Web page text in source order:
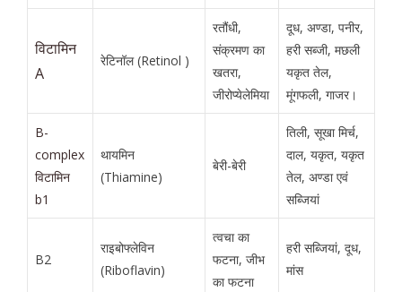
विटामिन
A
रेटिनॉल (Retinol )
रतौंधी,
संक्रमण का
खतरा,
जीरोप्येलेमिया
दूध, अण्डा, पनीर,
हरी सब्जी, मछली
यकृत तेल,
मूंगफली, गाजर।
B-
complex
विटामिन
b1
थायमिन
(Thiamine)
बेरी-बेरी
तिली, सूखा मिर्च,
दाल, यकृत, यकृत
तेल, अण्डा एवं
सब्जियां
B2
राइबोफ्लेविन
(Riboflavin)
त्वचा का
फटना, जीभ
का फटना
हरी सब्जियां, दूध,
मांस